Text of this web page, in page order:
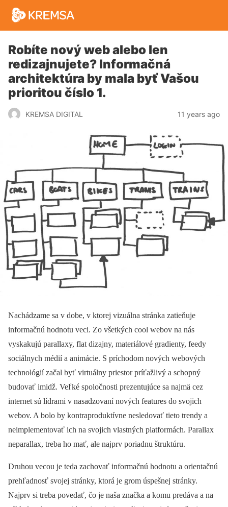
Robíte nový web alebo len
redizajnujete? Informačná
architektúra by mala byť Vašou
prioritou číslo 1.
KREMSA DIGITAL 11 years ago
Nachádzame sa v dobe, v ktorej vizuálna stránka zatieňuje
informačnú hodnotu veci. Zo všetkých cool webov na nás
vyskakujú parallaxy, flat dizajny, materiálové gradienty, feedy
sociálnych médií a animácie. S príchodom nových webových
technológií začal byť virtuálny priestor príťažlivý a schopný
budovať imidž. Veľké spoločnosti prezentujúce sa najmä cez
internet sú lídrami v nasadzovaní nových features do svojich
webov. A bolo by kontraproduktívne nesledovať tieto trendy a
neimplementovať ich na svojich vlastných platformách. Parallax
neparallax, treba ho mať, ale najprv poriadnu štruktúru.
Druhou vecou je teda zachovať informačnú hodnotu a orientačnú
prehľadnosť svojej stránky, ktorá je grom úspešnej stránky.
Najprv si treba povedať, čo je naša značka a komu predáva a na